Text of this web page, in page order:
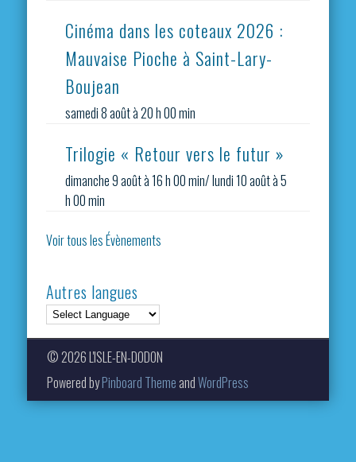
Cinéma dans les coteaux 2026 :
Mauvaise Pioche à Saint-Lary-
Boujean
samedi 8 août à 20 h 00 min
Trilogie « Retour vers le futur »
dimanche 9 août à 16 h 00 min/lundi 10 août à 5
h 00 min
Voir tous les Évènements
Autres langues
© 2026 L'ISLE-EN-DODON
Powered byPinboard Theme andWordPress